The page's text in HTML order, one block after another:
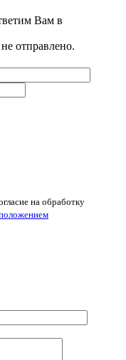
Вам в
отправлено.
на обработку